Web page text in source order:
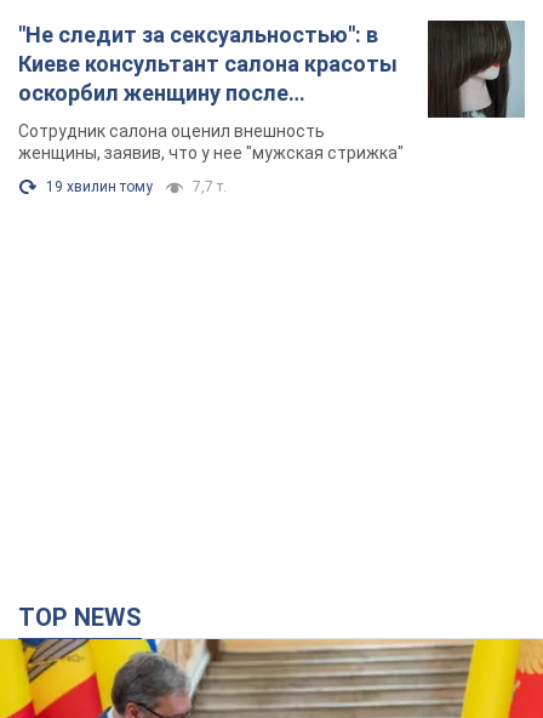
"Не следит за сексуальностью": в
Киеве консультант салона красоты
оскорбил женщину после
химиотерапии, разгорелся скандал.
Фото
Сотрудник салона оценил внешность
женщины, заявив, что у нее "мужская стрижка"
19 хвилин тому 7,7 т.
TOP NEWS